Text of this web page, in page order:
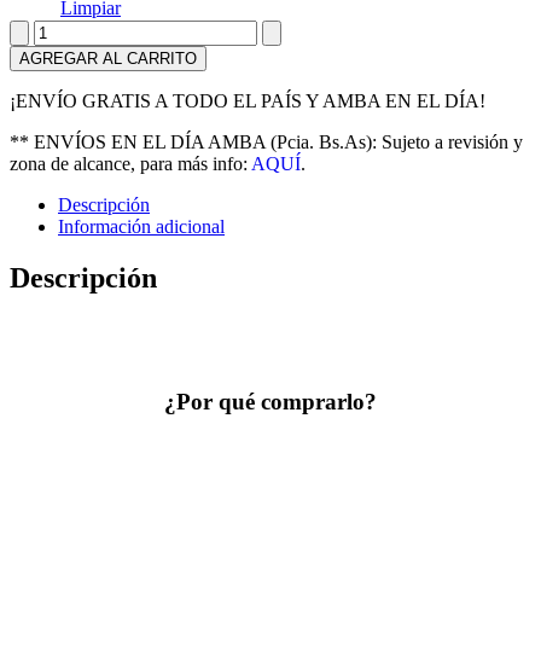
Limpiar
Andador
con
luces
y
sonidos
Infanti
Ballena
cantidad
AGREGAR AL CARRITO
¡ENVÍO GRATIS A TODO EL PAÍS Y AMBA EN EL DÍA!
** ENVÍOS EN EL DÍA AMBA (Pcia. Bs.As): Sujeto a revisión y
zona de alcance, para más info: AQUÍ.
Descripción
Información adicional
Descripción
¿Por qué comprarlo?